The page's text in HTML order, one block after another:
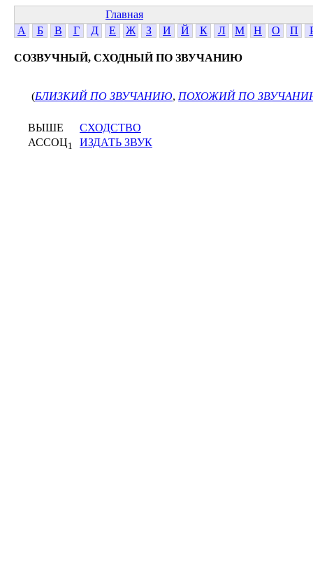
Главная
А
Б В Г Д Е Ж З И Й К Л М Н О П
СОЗВУЧНЫЙ, СХОДНЫЙ ПО ЗВУЧАНИЮ
(БЛИЗКИЙ ПО ЗВУЧАНИЮ, ПОХОЖИЙ ПО
ВЫШЕ
СХОДСТВО
АССОЦ1 ИЗДАТЬ ЗВУК